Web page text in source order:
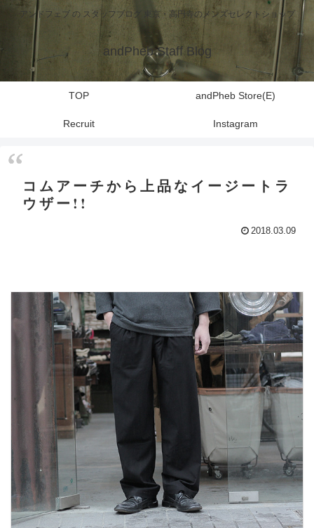
アンドフェブ の スタッフブログ 東京・高円寺のメンズセレクトショップ
andPheb Staff Blog
TOP andPheb Store(E)
Recruit Instagram
コムアーチから上品なイージートラ
ウザー!!
2018.03.09